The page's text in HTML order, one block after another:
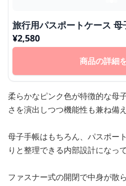
旅行用パスポートケース 母
¥2,580
商品の詳細
柔らかなピンク色が特徴的な母
さを演出しつつ機能性も兼ね備
母子手帳はもちろん、パスポー
りと整理できる内部設計になって
ファスナー式の開閉で中身が散